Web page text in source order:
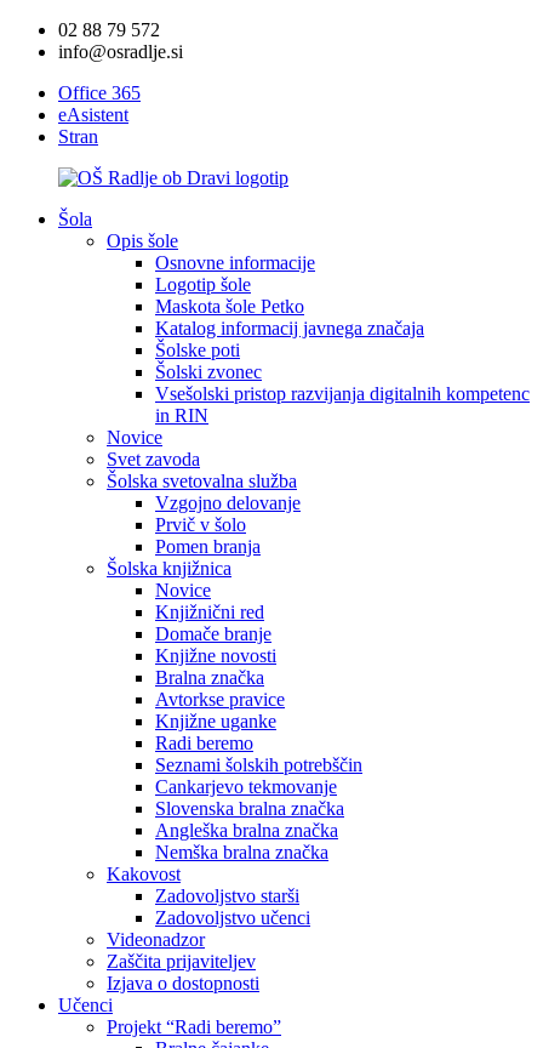
02 88 79 572
info@osradlje.si
Office 365
eAsistent
Stran
Šola
Opis šole
Osnovne informacije
Logotip šole
Maskota šole Petko
Katalog informacij javnega značaja
Šolske poti
Šolski zvonec
Vsešolski pristop razvijanja digitalnih kompetenc
in RIN
Novice
Svet zavoda
Šolska svetovalna služba
Vzgojno delovanje
Prvič v šolo
Pomen branja
Šolska knjižnica
Novice
Knjižnični red
Domače branje
Knjižne novosti
Bralna značka
Avtorkse pravice
Knjižne uganke
Radi beremo
Seznami šolskih potrebščin
Cankarjevo tekmovanje
Slovenska bralna značka
Angleška bralna značka
Nemška bralna značka
Kakovost
Zadovoljstvo starši
Zadovoljstvo učenci
Videonadzor
Zaščita prijaviteljev
Izjava o dostopnosti
Učenci
Projekt “Radi beremo”